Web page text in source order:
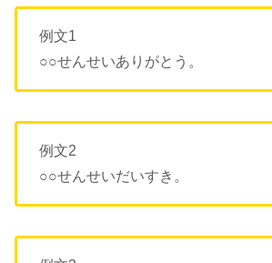
例文1
○○せんせいありがとう。
例文2
○○せんせいだいすき。